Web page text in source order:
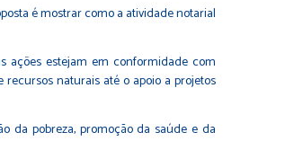
é mostrar como a atividade notarial
ações estejam em conformidade com
naturais até o apoio a projetos
da pobreza, promoção da saúde e da